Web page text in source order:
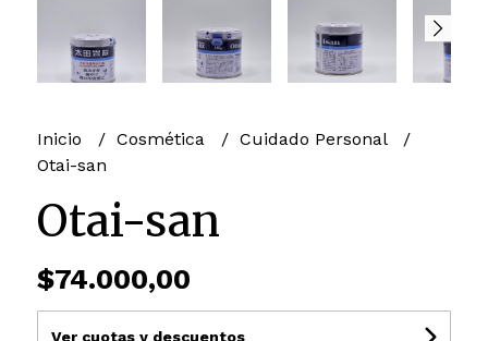
Inicio Cosmética
Cuidado Personal
Otai-san
Otai-san
$74.000,00
Ver cuotas y descuentos